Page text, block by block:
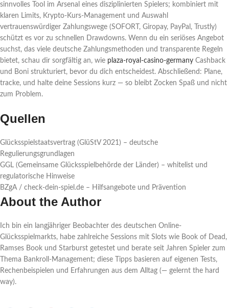
sinnvolles Tool im Arsenal eines disziplinierten Spielers; kombiniert mit
klaren Limits, Krypto-Kurs-Management und Auswahl
vertrauenswürdiger Zahlungswege (SOFORT, Giropay, PayPal, Trustly)
schützt es vor zu schnellen Drawdowns. Wenn du ein seriöses Angebot
suchst, das viele deutsche Zahlungsmethoden und transparente Regeln
bietet, schau dir sorgfältig an, wie plaza-royal-casino-germany Cashback
und Boni strukturiert, bevor du dich entscheidest. Abschließend: Plane,
tracke, und halte deine Sessions kurz — so bleibt Zocken Spaß und nicht
zum Problem.
Quellen
Glücksspielstaatsvertrag (GlüStV 2021) – deutsche
Regulierungsgrundlagen
GGL (Gemeinsame Glücksspielbehörde der Länder) – whitelist und
regulatorische Hinweise
BZgA / check-dein-spiel.de – Hilfsangebote und Prävention
About the Author
Ich bin ein langjähriger Beobachter des deutschen Online-
Glücksspielmarkts, habe zahlreiche Sessions mit Slots wie Book of Dead,
Ramses Book und Starburst getestet und berate seit Jahren Spieler zum
Thema Bankroll-Management; diese Tipps basieren auf eigenen Tests,
Rechenbeispielen und Erfahrungen aus dem Alltag (— gelernt the hard
way).